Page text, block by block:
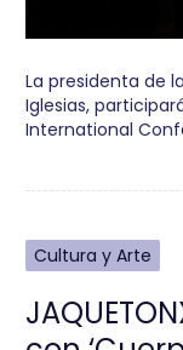
La presidenta de
Iglesias,
International
Cultura y Arte